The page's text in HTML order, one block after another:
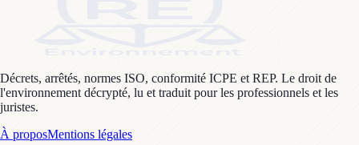
Décrets, arrêtés, normes ISO, conformité ICPE et REP. Le droit de
l'environnement décrypté, lu et traduit pour les professionnels et les
juristes.
À proposMentions légales